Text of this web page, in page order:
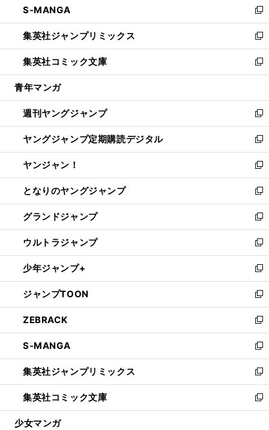
く
で
開
く
ド
ウ
で
開
く
ィ
ン
ド
ウ
で
開
い
ウ
ィ
ン
ド
ウ
開
く
S-MANGA
新
し
い
ウ
ィ
ン
ウ
で
開
く
集英社ジャンプリミックス
新
し
い
ウ
ン
ド
ウ
で
開
く
集英社コミック文庫
新
し
ウ
ィ
ン
ド
ウ
で
開
く
青年マンガ
週刊ヤングジャンプ
新
し
い
ウ
ィ
ン
ド
ウ
で
開
く
ヤングジャンプ定期購読デジタル
新
し
い
ウ
ィ
ン
ド
ウ
で
開
く
ヤンジャン！
新
し
い
ウ
ィ
ン
ド
ウ
で
開
く
となりのヤングジャンプ
新
し
い
ウ
ィ
ン
ド
ウ
で
開
く
グランドジャンプ
新
し
い
ウ
ィ
ン
ド
ウ
で
開
く
ウルトラジャンプ
新
し
い
ウ
ィ
ン
ド
ウ
で
開
く
少年ジャンプ+
新
し
い
ウ
ィ
ン
ド
ウ
で
開
く
ジャンプTOON
新
し
い
ウ
ィ
ン
ド
ウ
で
開
ZEBRACK
新
し
い
ウ
ィ
ン
ド
ウ
S-MANGA
新
し
い
ウ
ィ
ン
集英社ジャンプリミックス
新
し
い
ウ
集英社コミック文庫
新
し
少女マンガ